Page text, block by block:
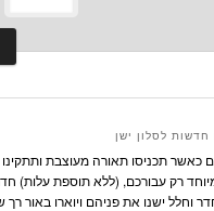
לסלון ישן
כאשר תכניסו תאורה מעוצבת ותתקינו
רק עבורכם, (ללא תוספת עלות)
וחלל ישנו את פניהם ויוארו באור רך